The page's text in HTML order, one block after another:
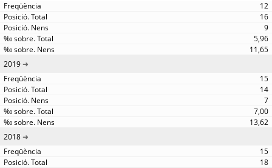
12
16
9
5,96
11,65
2019
15
14
7
7,00
13,62
2018
15
18